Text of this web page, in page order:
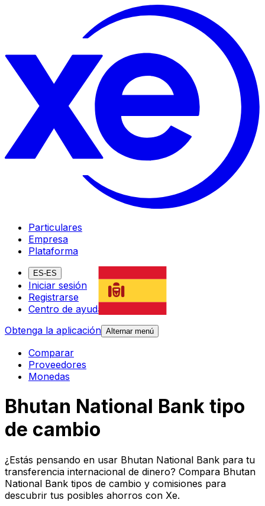
Particulares
Empresa
Plataforma
ES-ES
Iniciar sesión
Registrarse
Centro de ayuda
Obtenga la aplicación Alternar menú
Comparar
Proveedores
Monedas
Bhutan National Bank tipo
de cambio
¿Estás pensando en usar Bhutan National Bank para tu
transferencia internacional de dinero? Compara Bhutan
National Bank tipos de cambio y comisiones para
descubrir tus posibles ahorros con Xe.